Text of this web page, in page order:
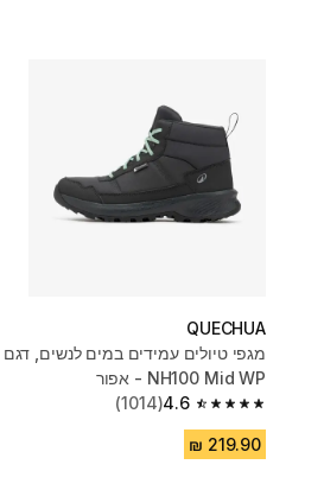
QUECHUA
מגפי טיולים עמידים במים לנשים, דגם
NH100 Mid WP - אפור
4.6
4.6 out of 5 stars from 1014 reviews
(1014)